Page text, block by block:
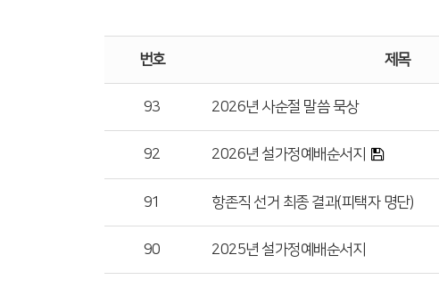
번호 제목
93 2026년 사순절 말씀 묵상
92 2026년 설가정예배순서지
91 항존직 선거 최종 결과(피택자 명단)
90 2025년 설가정예배순서지